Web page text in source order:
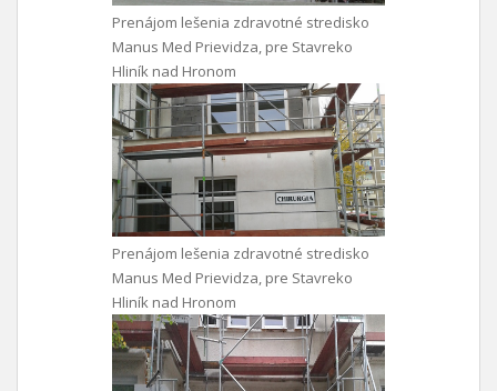
Prenájom lešenia zdravotné stredisko
Manus Med Prievidza, pre Stavreko
Hliník nad Hronom
Prenájom lešenia zdravotné stredisko
Manus Med Prievidza, pre Stavreko
Hliník nad Hronom